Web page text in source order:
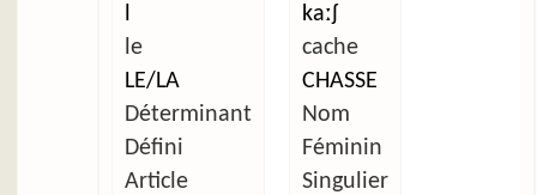
le
LE/LA
Déterminant
Défini
Article
kaːʃ
cache
CHASSE
Nom
Féminin
Singulier